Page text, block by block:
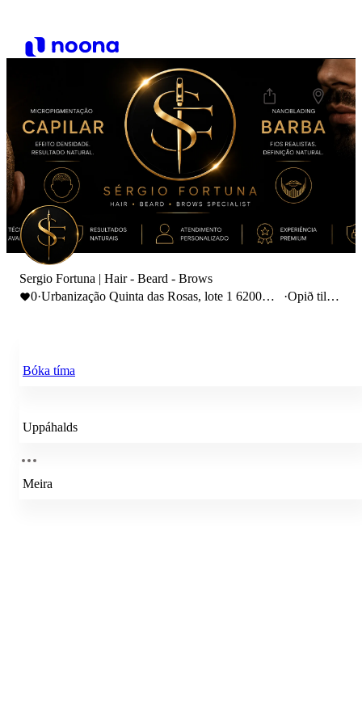
Sergio Fortuna | Hair - Beard - Brows
0·Urbanização Quinta das Rosas, lote 1 6200
·Opið til
Bóka tíma
Uppáhalds
Meira